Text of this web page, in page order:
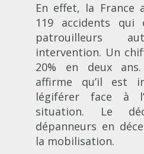
En effet, la France
119 accidents qui
patrouilleurs
intervention. Un
20% en deux
affirme qu’il est
légiférer face à
situation. Le
dépanneurs en
la mobilisation.